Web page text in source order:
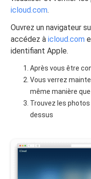
icloud.com.
Ouvrez un navigateur
accédez àicloud.com
identifiant Apple.
Après vous être
Vous verrez
même manière
Trouvez les
dessus